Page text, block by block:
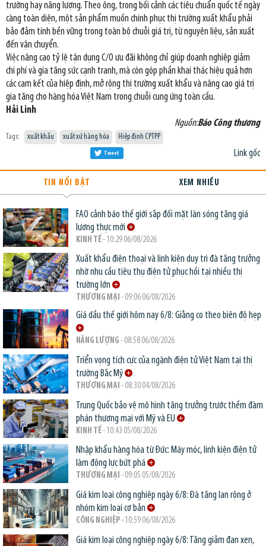
trường hay năng lượng. Theo ông, trong bối cảnh các tiêu chuẩn quốc tế ngày
càng toàn diện, một sản phẩm muốn chinh phục thị trường xuất khẩu phải
bảo đảm tính bền vững trong toàn bộ chuỗi giá trị, từ nguyên liệu, sản xuất
đến vận chuyển.
Việc nâng cao tỷ lệ tận dụng C/O ưu đãi không chỉ giúp doanh nghiệp giảm
chi phí và gia tăng sức cạnh tranh, mà còn góp phần khai thác hiệu quả hơn
các cam kết của hiệp định, mở rộng thị trường xuất khẩu và nâng cao giá trị
gia tăng cho hàng hóa Việt Nam trong chuỗi cung ứng toàn cầu.
Hải Linh
Nguồn:Báo Công thương
Tags: xuất khẩu xuất xứ hàng hóa Hiệp định CPTPP
Link gốc
Tweet
TIN NỔI BẬT XEM NHIỀU
FAO cảnh báo thế giới sắp đối mặt làn sóng tăng giá
lương thực mới
KINH TẾ- 10:29 06/08/2026
Xuất khẩu điện thoại và linh kiện duy trì đà tăng trưởng
nhờ nhu cầu tiêu thụ điện tử phục hồi tại nhiều thị
trường lớn
THƯƠNG MẠI - 09:06 06/08/2026
Giá dầu thế giới hôm nay 6/8: Giằng co theo biên độ hẹp
NĂNG LƯỢNG - 08:58 06/08/2026
Triển vọng tích cực của ngành điện tử Việt Nam tại thị
trường Bắc Mỹ
THƯƠNG MẠI - 08:30 04/08/2026
Trung Quốc bảo vệ mô hình tăng trưởng trước thềm đàm
phán thương mại với Mỹ và EU
KINH TẾ- 10:43 05/08/2026
Nhập khẩu hàng hóa từ Đức: Máy móc, linh kiện điện tử
làm động lực bứt phá
THƯƠNG MẠI - 09:05 05/08/2026
Giá kim loại công nghiệp ngày 6/8: Đà tăng lan rộng ở
nhóm kim loại cơ bản
CÔNG NGHIỆP- 10:59 06/08/2026
Giá kim loại công nghiệp ngày 6/8: Tăng giảm đan xen,